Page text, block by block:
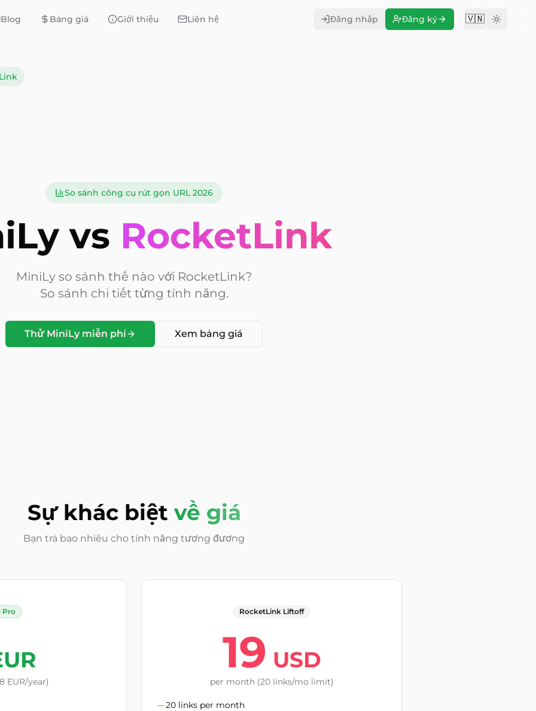
Blog Bảng giá Giới thiệu Liên hệ Đăng nhập Đăng ký 🇻🇳Change
So sánh công cụ rút gọn URL 2026
vs RocketLink
MiniLy so sánh thế nào với RocketLink?
So sánh chi tiết từng tính năng.
Thử MiniLy miễn phí Xem bảng giá
Sự khác biệt về giá
Bạn trả bao nhiêu cho tính năng tương đương
Pro
EUR/year)
RocketLink Liftoff
19 USD
per month (20 links/mo limit)
20 links per month